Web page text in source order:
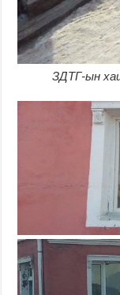
ЗДТГ-ын